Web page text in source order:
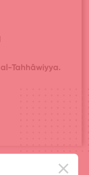
al-Tahhâwiyya.